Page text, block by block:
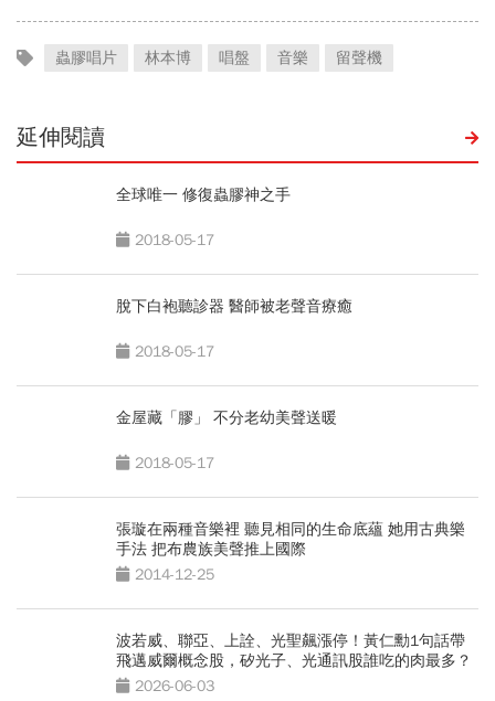
蟲膠唱片 林本博 唱盤 音樂 留聲機
延伸閱讀
全球唯一 修復蟲膠神之手
2018-05-17
脫下白袍聽診器 醫師被老聲音療癒
2018-05-17
金屋藏「膠」 不分老幼美聲送暖
2018-05-17
張璇在兩種音樂裡 聽見相同的生命底蘊 她用古典樂
手法 把布農族美聲推上國際
2014-12-25
波若威、聯亞、上詮、光聖飆漲停！黃仁勳1句話帶
飛邁威爾概念股，矽光子、光通訊股誰吃的肉最多？
2026-06-03